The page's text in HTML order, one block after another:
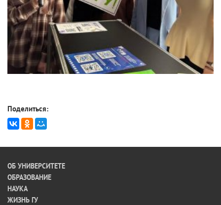
Поделиться:
ОБ УНИВЕРСИТЕТЕ
ОБРАЗОВАНИЕ
НАУКА
ЖИЗНЬ ГУ